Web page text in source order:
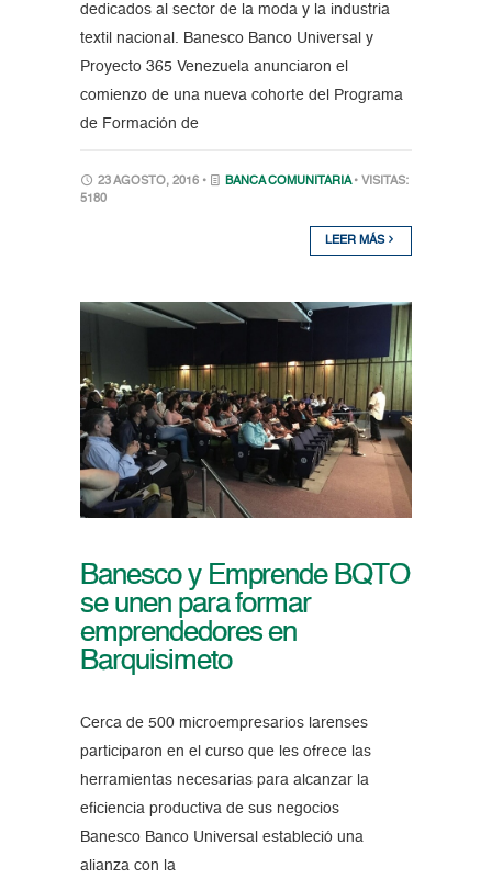
dedicados al sector de la moda y la industria
textil nacional. Banesco Banco Universal y
Proyecto 365 Venezuela anunciaron el
comienzo de una nueva cohorte del Programa
de Formación de
23 AGOSTO, 2016 • BANCA COMUNITARIA • VISITAS:
5180
LEER MÁS
Banesco y Emprende BQTO
se unen para formar
emprendedores en
Barquisimeto
Cerca de 500 microempresarios larenses
participaron en el curso que les ofrece las
herramientas necesarias para alcanzar la
eficiencia productiva de sus negocios
Banesco Banco Universal estableció una
alianza con la